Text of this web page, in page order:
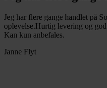
Jeg har flere gange handlet på
oplevelse.Hurtig levering og
Kan kun anbefales.
Janne Flyt